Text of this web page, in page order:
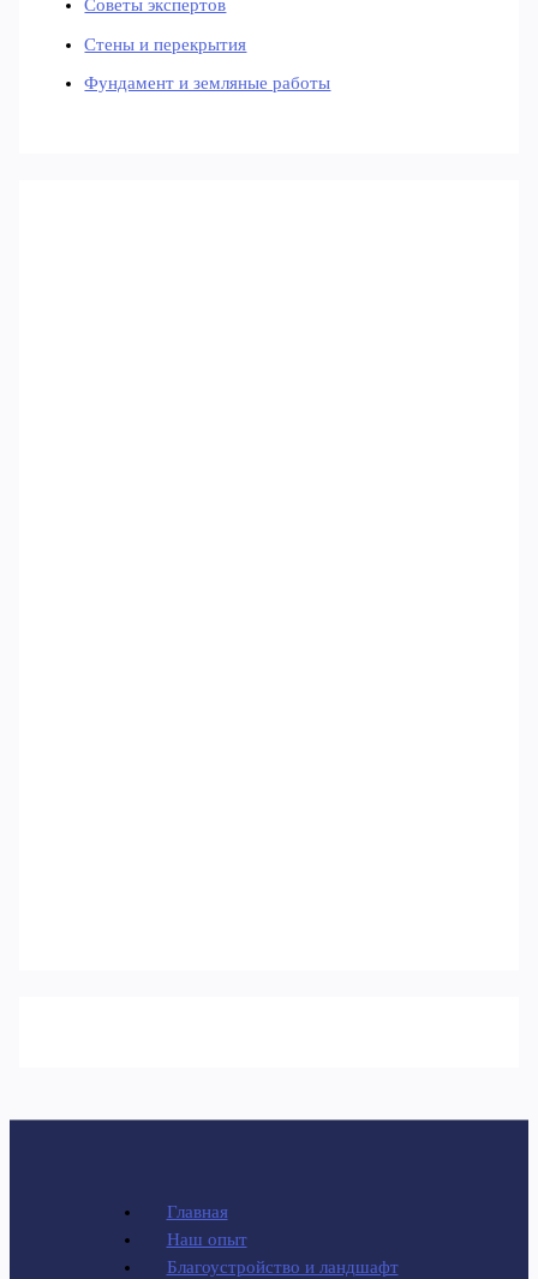
Советы экспертов
Стены и перекрытия
Фундамент и земляные работы
Главная
Наш опыт
Благоустройство и ландшафт